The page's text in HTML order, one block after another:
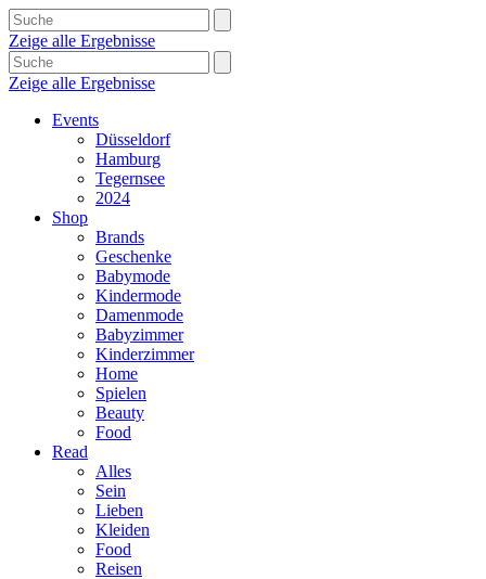
Zeige alle Ergebnisse
Zeige alle Ergebnisse
Events
Düsseldorf
Hamburg
Tegernsee
2024
Shop
Brands
Geschenke
Babymode
Kindermode
Damenmode
Babyzimmer
Kinderzimmer
Home
Spielen
Beauty
Food
Read
Alles
Sein
Lieben
Kleiden
Food
Reisen